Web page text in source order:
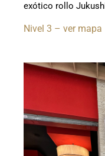
exótico rollo
Nivel 3 – ver mapa